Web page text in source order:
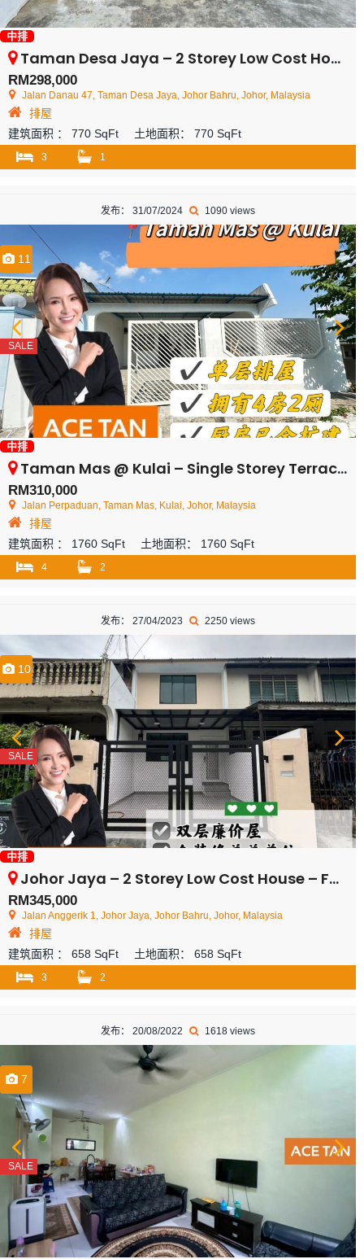
中排
Taman Desa Jaya – 2 Storey Low Cost House – FOR SALE
RM298,000
Jalan Danau 47, Taman Desa Jaya, Johor Bahru, Johor, Malaysia
排屋
建筑面积 ： 770 SqFt 土地面积： 770 SqFt
3 1
发布： 31/07/2024 1090 views
11
SALE
中排
Taman Mas @ Kulai – Single Storey Terrace House – FOR SALE
RM310,000
Jalan Perpaduan, Taman Mas, Kulai, Johor, Malaysia
排屋
建筑面积 ： 1760 SqFt 土地面积： 1760 SqFt
4 2
发布： 27/04/2023 2250 views
10
SALE
中排
Johor Jaya – 2 Storey Low Cost House – FOR SALE
RM345,000
Jalan Anggerik 1, Johor Jaya, Johor Bahru, Johor, Malaysia
排屋
建筑面积 ： 658 SqFt 土地面积： 658 SqFt
3 2
发布： 20/08/2022 1618 views
7
SALE